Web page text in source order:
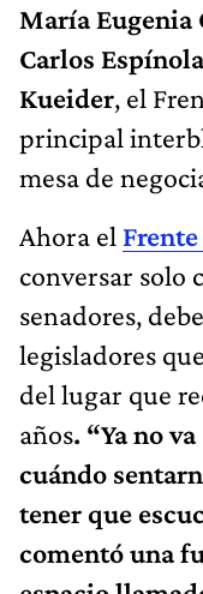
María
Carlos
Kueider, el
principal
mesa de
Ahora el
conversar solo
senadores,
legisladores
del lugar que
años. “Ya no
cuándo
tener que
comentó una